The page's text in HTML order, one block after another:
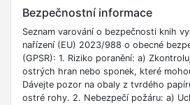
Bezpečnostní informace
Seznam varování o bezpečnosti knih
nařízení (EU) 2023/988 o obecné
(GPSR): 1. Riziko poranění: a)
ostrých hran nebo sponek, které
Dávejte pozor na obaly z tvrdého
ostré rohy. 2. Nebezpečí požáru: a)